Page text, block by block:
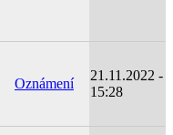
Oznámení
21.11.2022 -
15:28